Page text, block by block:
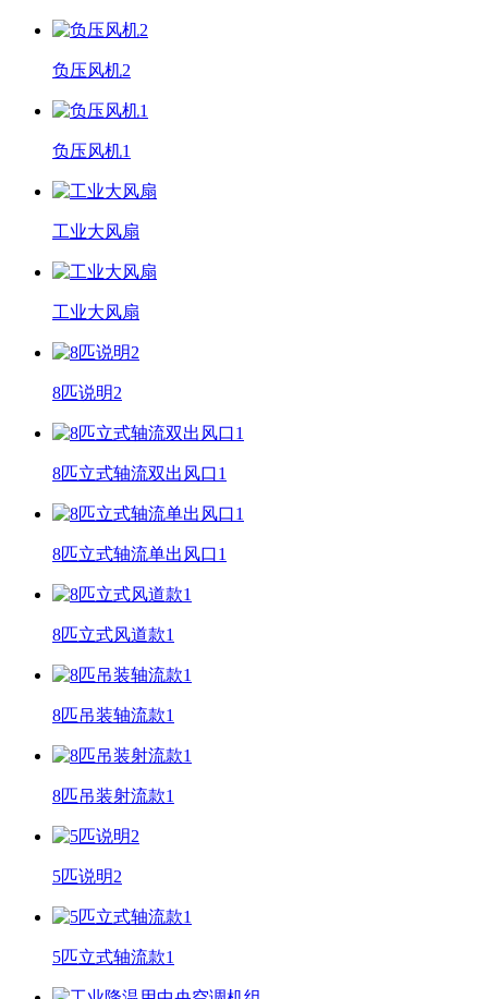
负压风机2
负压风机1
工业大风扇
工业大风扇
8匹说明2
8匹立式轴流双出风口1
8匹立式轴流单出风口1
8匹立式风道款1
8匹吊装轴流款1
8匹吊装射流款1
5匹说明2
5匹立式轴流款1